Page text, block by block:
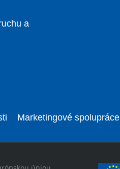
a
Marketingové spolupráce